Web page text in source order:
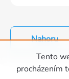
Tento
procházením
Ovládací
prvky
Nahoru
Zápatí